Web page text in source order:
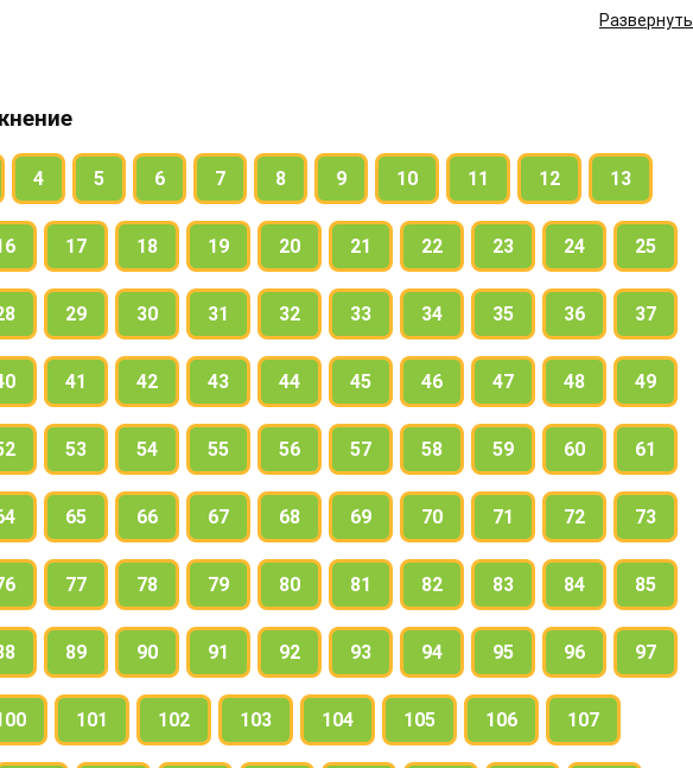
Развернуть
4 5 6 7 8 9 10 11 12 13
17 18 19 20 21 22 23 24 25
29 30 31 32 33 34 35 36 37
41 42 43 44 45 46 47 48 49
53 54 55 56 57 58 59 60 61
65 66 67 68 69 70 71 72 73
77 78 79 80 81 82 83 84 85
89 90 91 92 93 94 95 96 97
101 102 103 104 105 106 107